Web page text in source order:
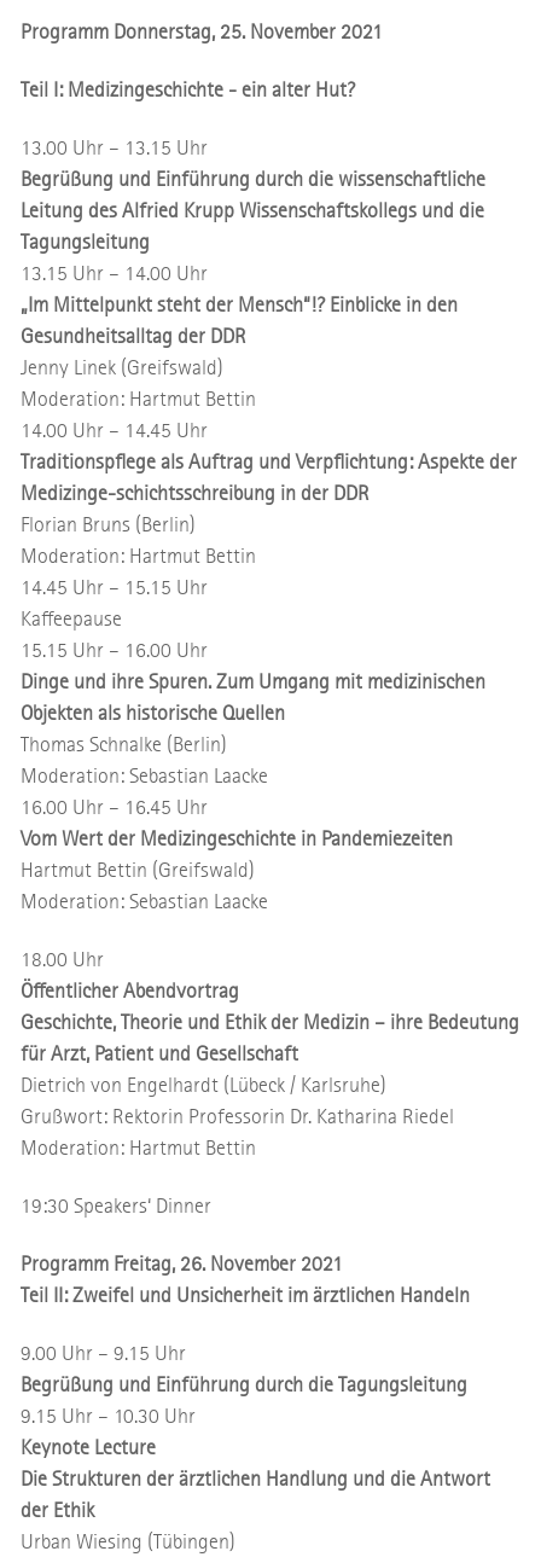
Programm Donnerstag, 25. November 2021
Teil I: Medizingeschichte - ein alter Hut?
13.00 Uhr – 13.15 Uhr
Begrüßung und Einführung durch die wissenschaftliche
Leitung des Alfried Krupp Wissenschaftskollegs und die
Tagungsleitung
13.15 Uhr – 14.00 Uhr
„Im Mittelpunkt steht der Mensch“!? Einblicke in den
Gesundheitsalltag der DDR
Jenny Linek (Greifswald)
Moderation: Hartmut Bettin
14.00 Uhr – 14.45 Uhr
Traditionspflege als Auftrag und Verpflichtung: Aspekte der
Medizinge-schichtsschreibung in der DDR
Florian Bruns (Berlin)
Moderation: Hartmut Bettin
14.45 Uhr – 15.15 Uhr
Kaffeepause
15.15 Uhr – 16.00 Uhr
Dinge und ihre Spuren. Zum Umgang mit medizinischen
Objekten als historische Quellen
Thomas Schnalke (Berlin)
Moderation: Sebastian Laacke
16.00 Uhr – 16.45 Uhr
Vom Wert der Medizingeschichte in Pandemiezeiten
Hartmut Bettin (Greifswald)
Moderation: Sebastian Laacke
18.00 Uhr
Öffentlicher Abendvortrag
Geschichte, Theorie und Ethik der Medizin – ihre Bedeutung
für Arzt, Patient und Gesellschaft
Dietrich von Engelhardt (Lübeck / Karlsruhe)
Grußwort: Rektorin Professorin Dr. Katharina Riedel
Moderation: Hartmut Bettin
19:30 Speakers‘ Dinner
Programm Freitag, 26. November 2021
Teil II: Zweifel und Unsicherheit im ärztlichen Handeln
9.00 Uhr – 9.15 Uhr
Begrüßung und Einführung durch die Tagungsleitung
9.15 Uhr – 10.30 Uhr
Keynote Lecture
Die Strukturen der ärztlichen Handlung und die Antwort
der Ethik
Urban Wiesing (Tübingen)